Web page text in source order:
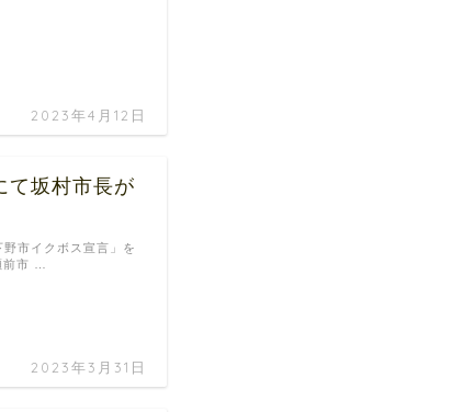
2023年4月12日
て坂村市長が
2023年3月31日
市イクボス宣言」を
前市 …